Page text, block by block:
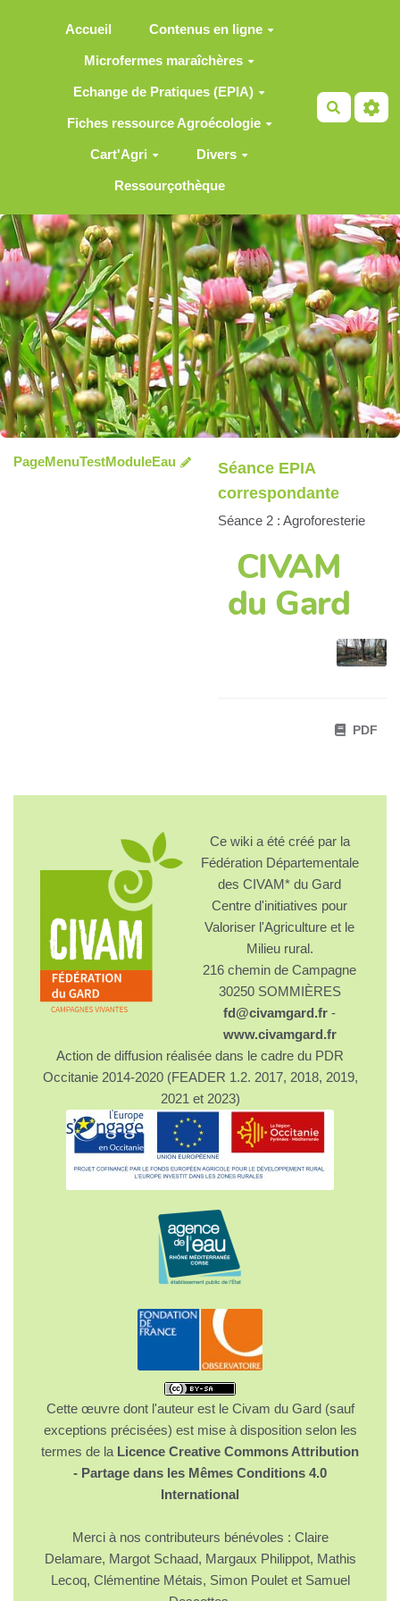
Accueil Contenus en ligne
Microfermes maraîchères
Echange de Pratiques (EPIA)
Fiches ressource Agroécologie
Cart'Agri Divers
Ressourçothèque
PageMenuTestModuleEau
Séance EPIA
correspondante
Séance 2 : Agroforesterie
CIVAM
du Gard
PDF
Ce wiki a été créé par la
Fédération Départementale
des CIVAM* du Gard
Centre d'initiatives pour
Valoriser l'Agriculture et le
Milieu rural.
216 chemin de Campagne
30250 SOMMIÈRES
fd@civamgard.fr -
www.civamgard.fr
Action de diffusion réalisée dans le cadre du PDR
Occitanie 2014-2020 (FEADER 1.2. 2017, 2018, 2019,
2021 et 2023)
Cette œuvre dont l'auteur est le Civam du Gard (sauf
exceptions précisées) est mise à disposition selon les
termes de la Licence Creative Commons Attribution
- Partage dans les Mêmes Conditions 4.0
International
Merci à nos contributeurs bénévoles : Claire
Delamare, Margot Schaad, Margaux Philippot, Mathis
Lecoq, Clémentine Métais, Simon Poulet et Samuel